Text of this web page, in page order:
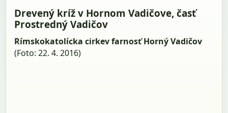
Drevený kríž v Hornom Vadičove, časť
Prostredný Vadičov
Rímskokatolícka cirkev farnosť Horný Vadičov
(Foto: 22. 4. 2016)